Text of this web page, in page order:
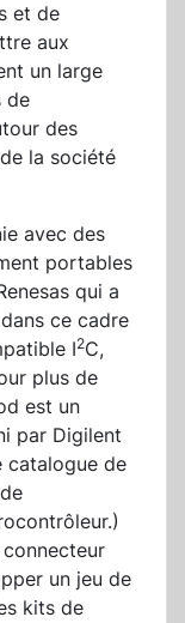
et de
aux
un large
de
des
la société
avec des
portables
qui a
ce cadre
I2C,
plus de
est un
par Digilent
catalogue de
connecteur
un jeu de
kits de